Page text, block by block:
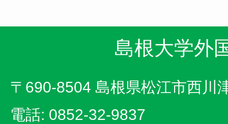
島根大学外
〒690-8504 島根県松江市西川
電話: 0852-32-9837